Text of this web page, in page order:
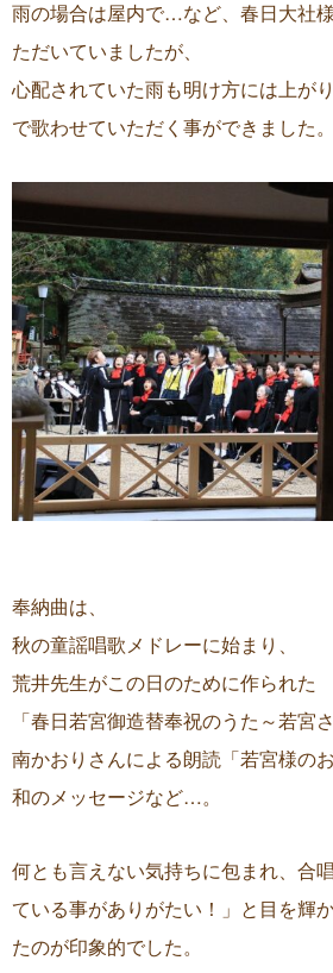
雨の場合は屋内で…など、春日大社
ただいていましたが、
心配されていた雨も明け方には上が
で歌わせていただく事ができました。
奉納曲は、
秋の童謡唱歌メドレーに始まり、
荒井先生がこの日のために作られた
「春日若宮御造替奉祝のうた～若宮
南かおりさんによる朗読「若宮様の
和のメッセージなど…。
何とも言えない気持ちに包まれ、合
ている事がありがたい！」と目を輝
たのが印象的でした。